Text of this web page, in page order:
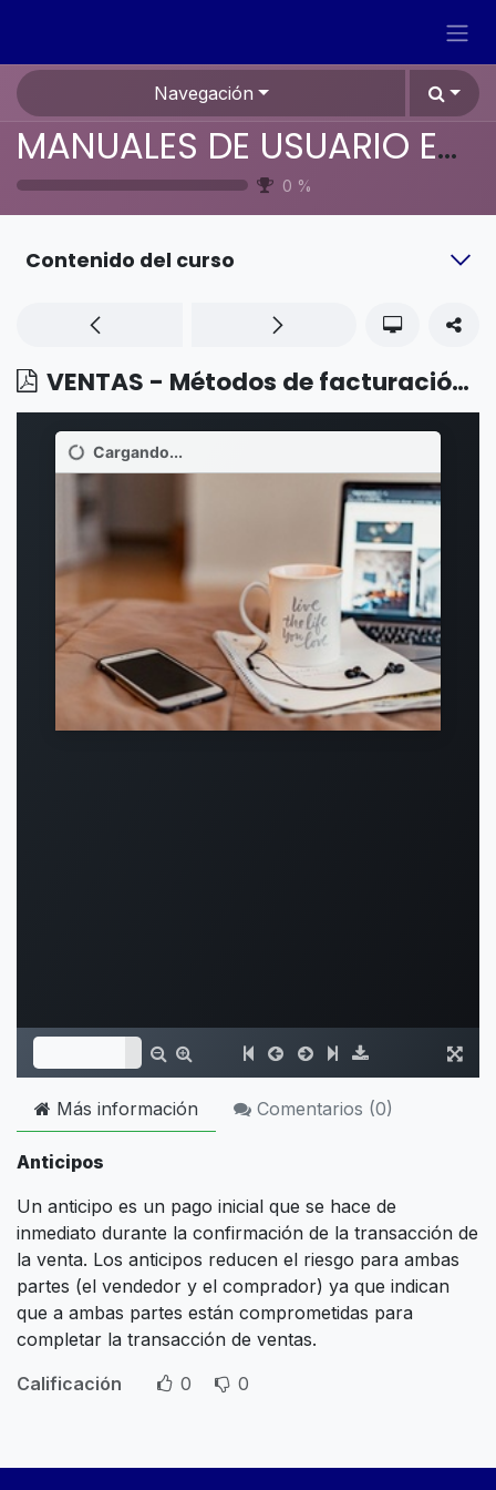
Navegación
MANUALES DE USUARIO EN ESPAÑOL ODOO 19
0 %
Contenido del curso
VENTAS - Métodos de facturación - Anticipos
Más información Comentarios (0)
Anticipos
Un anticipo es un pago inicial que se hace de
inmediato durante la confirmación de la transacción de
la venta. Los anticipos reducen el riesgo para ambas
partes (el vendedor y el comprador) ya que indican
que a ambas partes están comprometidas para
completar la transacción de ventas.
Calificación
0 0